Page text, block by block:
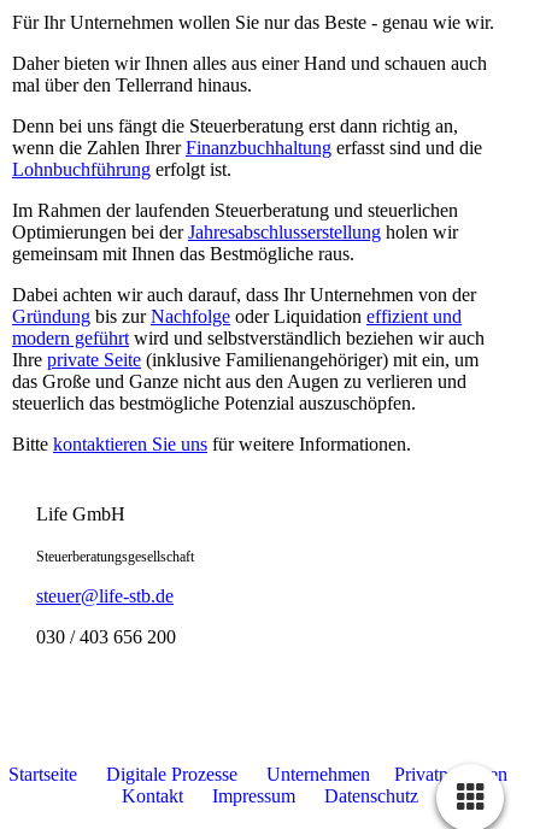
Für Ihr Unternehmen wollen Sie nur das Beste - genau wie wir.
Daher bieten wir Ihnen alles aus einer Hand und schauen auch
mal über den Tellerrand hinaus.
Denn bei uns fängt die Steuerberatung erst dann richtig an,
wenn die Zahlen IhrerFinanzbuchhaltung erfasst sind und die
Lohnbuchführung erfolgt ist.
Im Rahmen der laufenden Steuerberatung und steuerlichen
Optimierungen bei derJahresabschlusserstellung holen wir
gemeinsam mit Ihnen das Bestmögliche raus.
Dabei achten wir auch darauf, dass Ihr Unternehmen von der
Gründung bis zurNachfolge oder Liquidation effizient und
modern geführt wird und selbstverständlich beziehen wir auch
Ihre private Seite (inklusive Familienangehöriger) mit ein, um
das Große und Ganze nicht aus den Augen zu verlieren und
steuerlich das bestmögliche Potenzial auszuschöpfen.
Bitte kontaktieren Sie uns für weitere Informationen.
Life GmbH
Steuerberatungsgesellschaft
steuer@life-stb.de
030 / 403 656 200
Startseite Digitale Prozesse Unternehmen
Privatpersonen
Kontakt
Impressum Datenschutz